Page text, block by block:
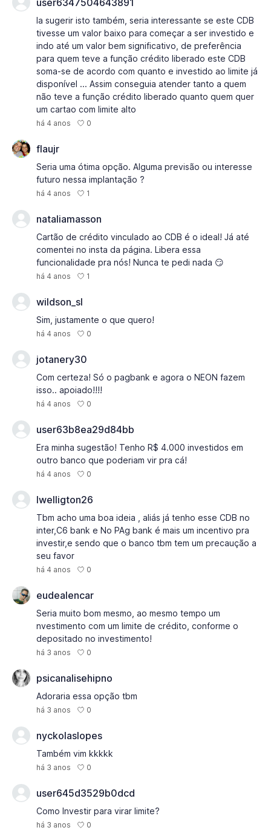
user6347504643891
Ia sugerir isto também, seria interessante se este CDB
tivesse um valor baixo para começar a ser investido e
indo até um valor bem significativo, de preferência
para quem teve a função crédito liberado este CDB
soma-se de acordo com quanto e investido ao limite já
disponível ... Assim conseguia atender tanto a quem
não teve a função crédito liberado quanto quem quer
um cartao com limite alto
há 4 anos 0
flaujr
Seria uma ótima opção. Alguma previsão ou interesse
futuro nessa implantação ?
há 4 anos 1
nataliamasson
Cartão de crédito vinculado ao CDB é o ideal! Já até
comentei no insta da página. Libera essa
funcionalidade pra nós! Nunca te pedi nada 😏
há 4 anos 1
wildson_sl
Sim, justamente o que quero!
há 4 anos 0
jotanery30
Com certeza! Só o pagbank e agora o NEON fazem
isso.. apoiado!!!!
há 4 anos 0
user63b8ea29d84bb
Era minha sugestão! Tenho R$ 4.000 investidos em
outro banco que poderiam vir pra cá!
há 4 anos 0
lwelligton26
Tbm acho uma boa ideia , aliás já tenho esse CDB no
inter,C6 bank e No PAg bank é mais um incentivo pra
investir,e sendo que o banco tbm tem um precaução a
seu favor
há 4 anos 0
eudealencar
Seria muito bom mesmo, ao mesmo tempo um
nvestimento com um limite de crédito, conforme o
depositado no investimento!
há 3 anos 0
psicanalisehipno
Adoraria essa opção tbm
há 3 anos 0
nyckolaslopes
Também vim kkkkk
há 3 anos 0
user645d3529b0dcd
Como Investir para virar limite?
há 3 anos 0